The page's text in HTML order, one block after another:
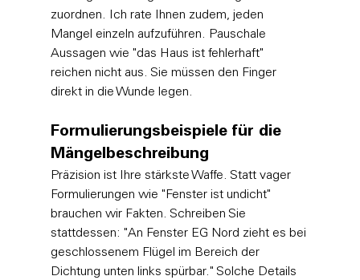
zuordnen. Ich rate Ihnen zudem, jeden
Mangel einzeln aufzuführen. Pauschale
Aussagen wie "das Haus ist fehlerhaft"
reichen nicht aus. Sie müssen den Finger
direkt in die Wunde legen.
Formulierungsbeispiele für die
Mängelbeschreibung
Präzision ist Ihre stärkste Waffe. Statt vager
Formulierungen wie "Fenster ist undicht"
brauchen wir Fakten. Schreiben Sie
stattdessen: "An Fenster EG Nord zieht es bei
geschlossenem Flügel im Bereich der
Dichtung unten links spürbar." Solche Details